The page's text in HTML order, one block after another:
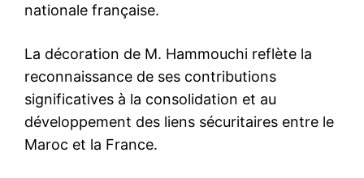
nationale française.
La décoration de M. Hammouchi reflète la
reconnaissance de ses contributions
significatives à la consolidation et au
développement des liens sécuritaires entre le
Maroc et la France.